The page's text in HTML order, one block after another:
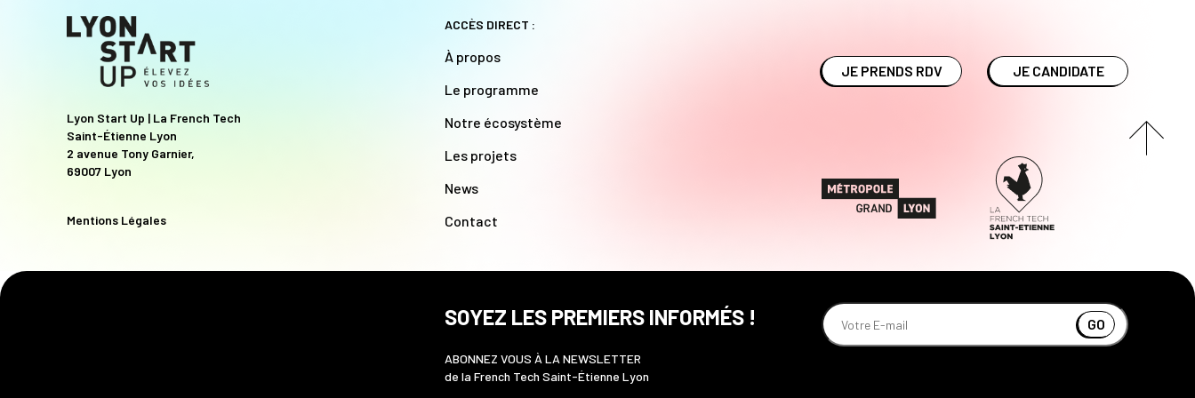
Lyon Start Up | La French Tech
Saint-Étienne Lyon
2 avenue Tony Garnier,
69007 Lyon
Mentions Légales
ACCÈS DIRECT :
À propos
Le programme
Notre écosystème
Les projets
News
Contact
JE PRENDS RDV JE CANDIDATE
SOYEZ LES PREMIERS INFORMÉS !
ABONNEZ VOUS À LA NEWSLETTER
de la French Tech Saint-Étienne Lyon
GO